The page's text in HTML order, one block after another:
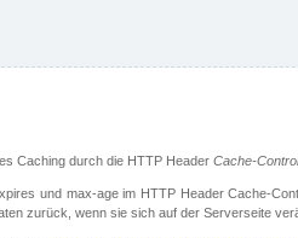
Caching durch die HTTP Header Cache-Control
und max-age im HTTP Header Cache-
zurück, wenn sie sich auf der Serverseite